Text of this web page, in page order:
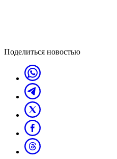
Поделиться новостью